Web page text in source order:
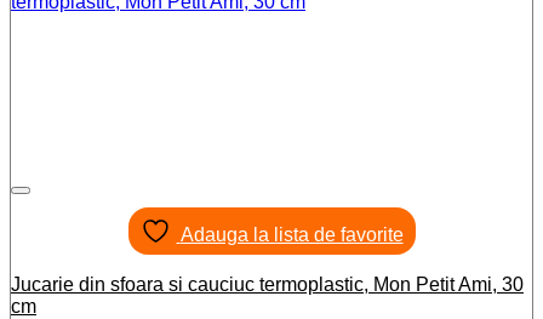
Adauga la lista de favorite
Jucarie din sfoara si cauciuc termoplastic, Mon Petit Ami, 30
cm